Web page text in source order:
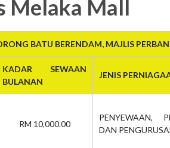
Melaka Mall
BATU BERENDAM, MAJLIS
KADAR SEWAAN
BULANAN
JENIS
RM 10,000.00
PENYEWAAN,
DAN